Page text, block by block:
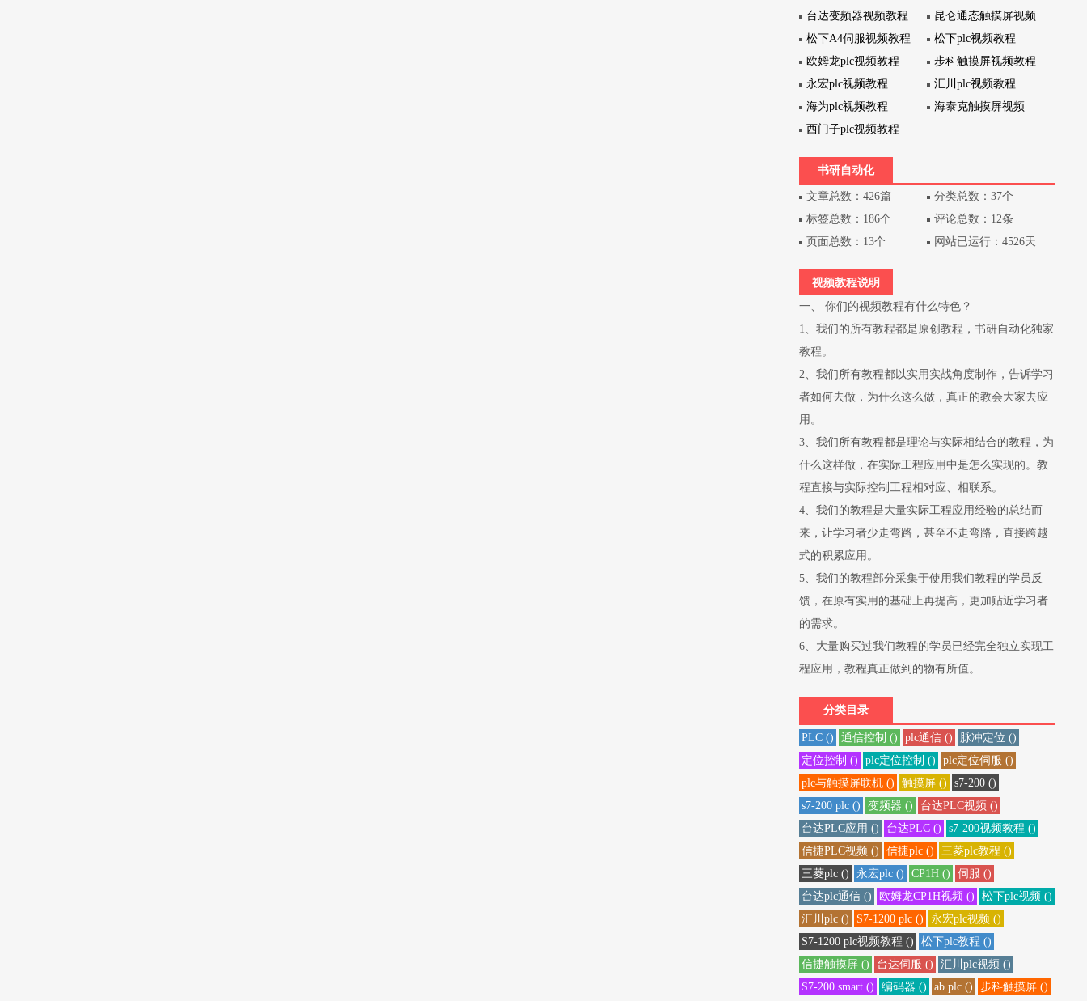
台达变频器视频教程
昆仑通态触摸屏视频
松下A4伺服视频教程
松下plc视频教程
欧姆龙plc视频教程
步科触摸屏视频教程
永宏plc视频教程
汇川plc视频教程
海为plc视频教程
海泰克触摸屏视频
西门子plc视频教程
书研自动化
文章总数：426篇
分类总数：37个
标签总数：186个
评论总数：12条
页面总数：13个
网站已运行：4526天
视频教程说明
一、 你们的视频教程有什么特色？
1、我们的所有教程都是原创教程，书研自动化独家
教程。
2、我们所有教程都以实用实战角度制作，告诉学习
者如何去做，为什么这么做，真正的教会大家去应
用。
3、我们所有教程都是理论与实际相结合的教程，为
什么这样做，在实际工程应用中是怎么实现的。教
程直接与实际控制工程相对应、相联系。
4、我们的教程是大量实际工程应用经验的总结而
来，让学习者少走弯路，甚至不走弯路，直接跨越
式的积累应用。
5、我们的教程部分采集于使用我们教程的学员反
馈，在原有实用的基础上再提高，更加贴近学习者
的需求。
6、大量购买过我们教程的学员已经完全独立实现工
程应用，教程真正做到的物有所值。
分类目录
PLC () 通信控制 () plc通信 ()
脉冲定位 ()
定位控制 ()
plc定位控制 ()
plc定位伺服 ()
plc与触摸屏联机 ()
触摸屏 ()
s7-200 ()
s7-200 plc ()
变频器 ()
台达PLC视频 ()
台达PLC应用 ()
台达PLC ()
s7-200视频教程 ()
信捷PLC视频 ()
信捷plc ()
三菱plc教程 ()
三菱plc ()
永宏plc () CP1H ()
伺服 ()
台达plc通信 ()
欧姆龙CP1H视频 ()
松下plc视频 ()
汇川plc ()
S7-1200 plc ()
永宏plc视频 ()
S7-1200 plc视频教程 ()
松下plc教程 ()
信捷触摸屏 ()
台达伺服 ()
汇川plc视频 ()
S7-200 smart ()
编码器 () ab plc () 步科触摸屏 ()